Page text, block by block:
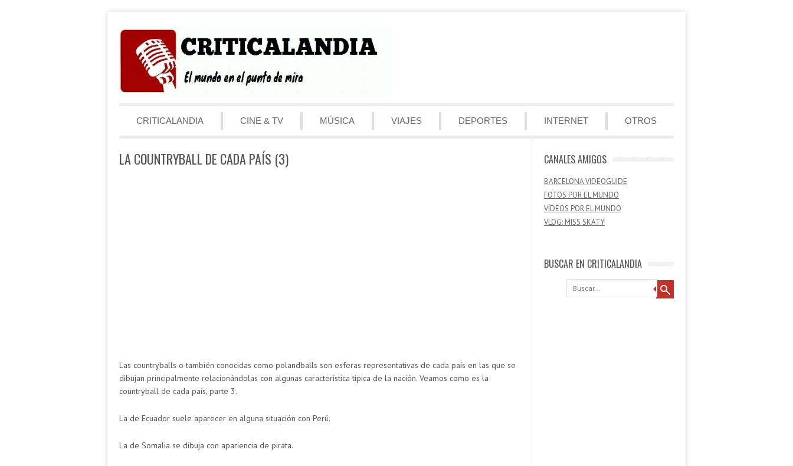
Menú
CRITICALANDIA
CINE & TV MÚSICA VIAJES DEPORTES INTERNET OTROS
LA COUNTRYBALL DE CADA PAÍS (3)
Las countryballs o también conocidas como polandballs son esferas representativas de cada país en las que se
dibujan principalmente relacionándolas con algunas característica típica de la nación. Veamos como es la
countryball de cada país, parte 3.
La de Ecuador suele aparecer en alguna situación con Perú.
La de Somalia se dibuja con apariencia de pirata.
CANALES AMIGOS
BARCELONA VIDEOGUIDE
FOTOS POR EL MUNDO
VÍDEOS POR EL MUNDO
VLOG: MISS SKATY
BUSCAR EN CRITICALANDIA
Buscar